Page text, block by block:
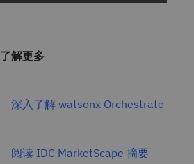
了解更多
深入了解 watsonx Orchestrate
阅读 IDC MarketScape 摘要